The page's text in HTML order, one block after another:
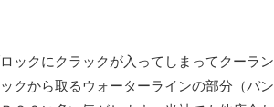
ックにクラックが入ってしまってクーラ
クから取るウォーターラインの部分（バ